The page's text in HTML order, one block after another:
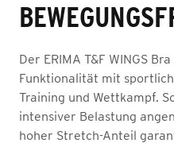
Der ERIMA T&F WINGS
Funktionalität mit
Training und Wettkampf.
intensiver Belastung
hoher Stretch-Anteil